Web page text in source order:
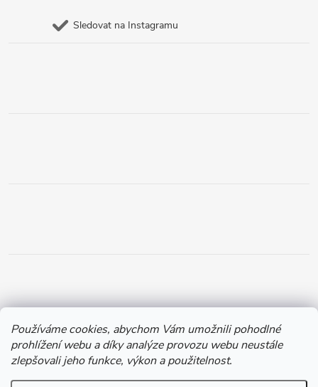
Používáme cookies, abychom Vám umožnili pohodlné
prohlížení webu a díky analýze provozu webu neustále
zlepšovali jeho funkce, výkon a použitelnost.
Sledovat na Instagramu